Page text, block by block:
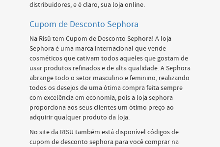
distribuidores, e é claro, sua loja online.
Cupom de Desconto Sephora
Na Risü tem Cupom de Desconto Sephora! A loja
Sephora é uma marca internacional que vende
cosméticos que cativam todos aqueles que gostam de
usar produtos refinados e de alta qualidade. A Sephora
abrange todo o setor masculino e feminino, realizando
todos os desejos de uma ótima compra feita sempre
com excelência em economia, pois a loja sephora
proporciona aos seus clientes um ótimo preço ao
adquirir qualquer produto da loja.
No site da RISÜ também está disponível códigos de
cupom de desconto sephora para você comprar na